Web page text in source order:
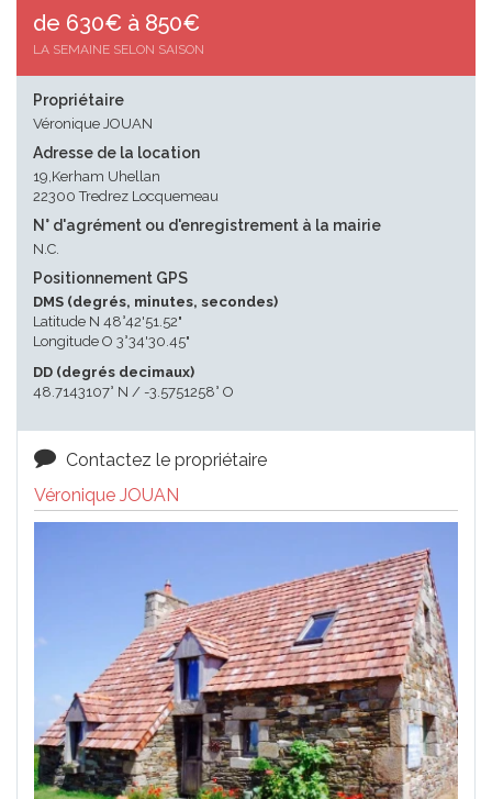
de 630€ à 850€
LA SEMAINE SELON SAISON
Propriétaire
Véronique JOUAN
Adresse de la location
19,Kerham Uhellan
22300 Tredrez Locquemeau
N° d'agrément ou d'enregistrement à la mairie
N.C.
Positionnement GPS
DMS (degrés, minutes, secondes)
Latitude N 48°42'51.52"
Longitude O 3°34'30.45"
DD (degrés decimaux)
48.7143107° N / -3.5751258° O
Contactez le propriétaire
Véronique JOUAN